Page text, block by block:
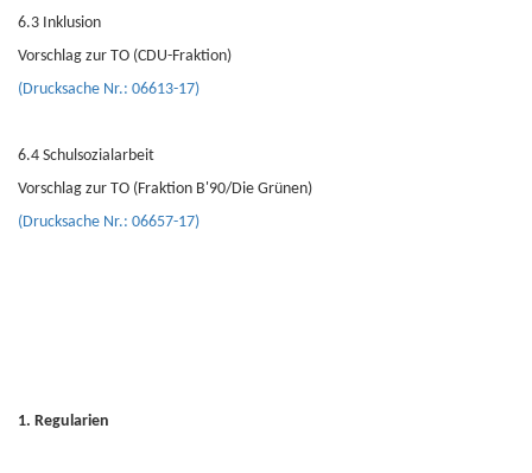
6.3 Inklusion
Vorschlag zur TO (CDU-Fraktion)
(Drucksache Nr.: 06613-17)
6.4 Schulsozialarbeit
Vorschlag zur TO (Fraktion B'90/Die Grünen)
(Drucksache Nr.: 06657-17)
1. Regularien